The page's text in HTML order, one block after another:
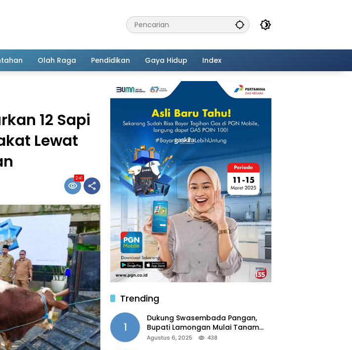
Olah Raga Pendidikan Gaya Hidup Index
12 Sapi
Lewat
241
Trending
1
Dukung Swasembada Pangan,
Bupati Lamongan Mulai Tanam
Padi Musim Ketiga
Agustus 6, 2025 438